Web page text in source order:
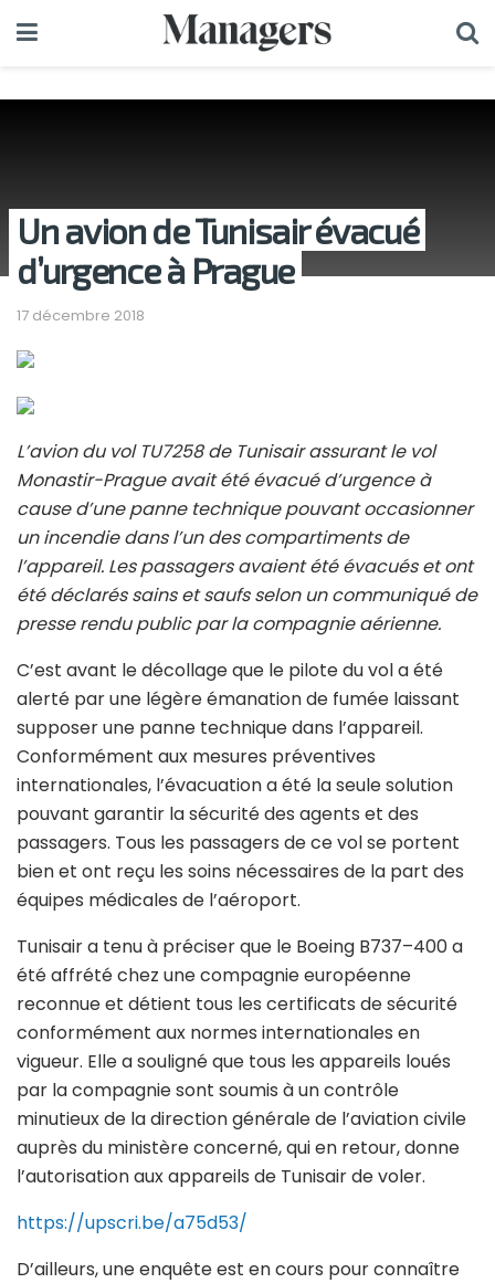
Un avion de Tunisair évacué
d’urgence à Prague
17 décembre 2018
L’avion du vol TU7258 de Tunisair assurant le vol
Monastir-Prague avait été évacué d’urgence à
cause d’une panne technique pouvant occasionner
un incendie dans l’un des compartiments de
l’appareil. Les passagers avaient été évacués et ont
été déclarés sains et saufs selon un communiqué de
presse rendu public par la compagnie aérienne.
C’est avant le décollage que le pilote du vol a été
alerté par une légère émanation de fumée laissant
supposer une panne technique dans l’appareil.
Conformément aux mesures préventives
internationales, l’évacuation a été la seule solution
pouvant garantir la sécurité des agents et des
passagers. Tous les passagers de ce vol se portent
bien et ont reçu les soins nécessaires de la part des
équipes médicales de l’aéroport.
Tunisair a tenu à préciser que le Boeing B737–400 a
été affrété chez une compagnie européenne
reconnue et détient tous les certificats de sécurité
conformément aux normes internationales en
vigueur. Elle a souligné que tous les appareils loués
par la compagnie sont soumis à un contrôle
minutieux de la direction générale de l’aviation civile
auprès du ministère concerné, qui en retour, donne
l’autorisation aux appareils de Tunisair de voler.
https://upscri.be/a75d53/
D’ailleurs, une enquête est en cours pour connaître